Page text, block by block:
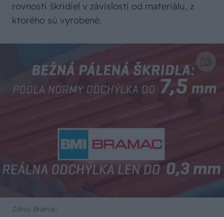
rovnosti škridiel v závislosti od materiálu, z
ktorého sú vyrobené.
Zdroj: Bramac